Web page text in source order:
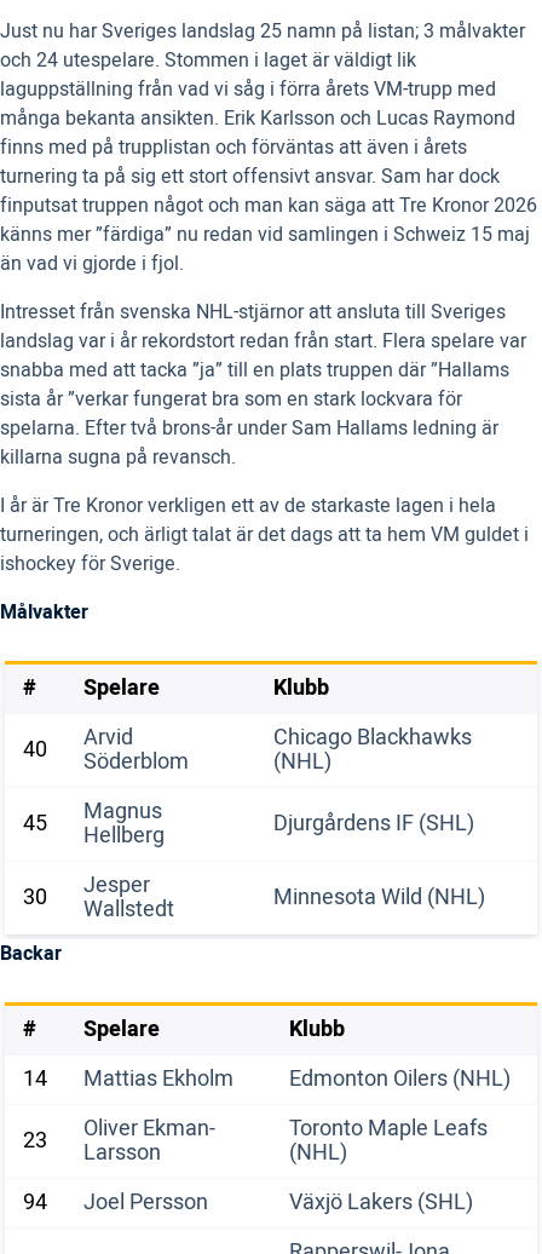
Just nu har Sveriges landslag 25 namn på listan; 3 målvakter
och 24 utespelare. Stommen i laget är väldigt lik
laguppställning från vad vi såg i förra årets VM-trupp med
många bekanta ansikten. Erik Karlsson och Lucas Raymond
finns med på trupplistan och förväntas att även i årets
turnering ta på sig ett stort offensivt ansvar. Sam har dock
finputsat truppen något och man kan säga att Tre Kronor 2026
känns mer ”färdiga” nu redan vid samlingen i Schweiz 15 maj
än vad vi gjorde i fjol.
Intresset från svenska NHL-stjärnor att ansluta till Sveriges
landslag var i år rekordstort redan från start. Flera spelare var
snabba med att tacka ”ja” till en plats truppen där ”Hallams
sista år ”verkar fungerat bra som en stark lockvara för
spelarna. Efter två brons-år under Sam Hallams ledning är
killarna sugna på revansch.
I år är Tre Kronor verkligen ett av de starkaste lagen i hela
turneringen, och ärligt talat är det dags att ta hem VM guldet i
ishockey för Sverige.
Målvakter
# Spelare
Klubb
40
Arvid
Söderblom
Chicago Blackhawks
(NHL)
45
Magnus
Hellberg Djurgårdens IF (SHL)
30 Jesper
Wallstedt Minnesota Wild (NHL)
Backar
# Spelare
Klubb
14
Mattias Ekholm
Edmonton Oilers (NHL)
23
Oliver Ekman-
Larsson
Toronto Maple Leafs
(NHL)
94
Joel Persson
Växjö Lakers (SHL)